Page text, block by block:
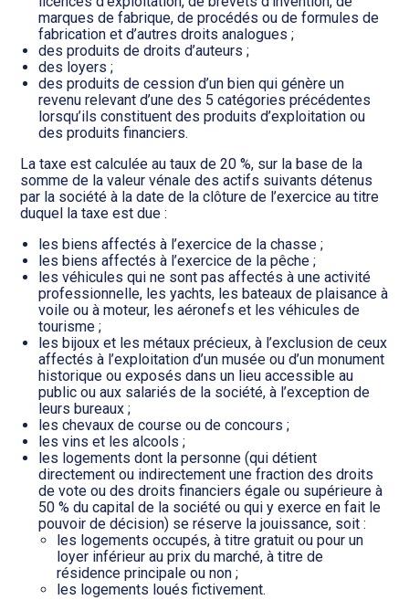
marques de fabrique, de procédés ou de formules de
fabrication et d’autres droits analogues ;
des produits de droits d’auteurs ;
des loyers ;
des produits de cession d’un bien qui génère un
revenu relevant d’une des 5 catégories précédentes
lorsqu’ils constituent des produits d’exploitation ou
des produits financiers.
La taxe est calculée au taux de 20 %, sur la base de la
somme de la valeur vénale des actifs suivants détenus
par la société à la date de la clôture de l’exercice au titre
duquel la taxe est due :
les biens affectés à l’exercice de la chasse ;
les biens affectés à l’exercice de la pêche ;
les véhicules qui ne sont pas affectés à une activité
professionnelle, les yachts, les bateaux de plaisance à
voile ou à moteur, les aéronefs et les véhicules de
tourisme ;
les bijoux et les métaux précieux, à l’exclusion de ceux
affectés à l’exploitation d’un musée ou d’un monument
historique ou exposés dans un lieu accessible au
public ou aux salariés de la société, à l’exception de
leurs bureaux ;
les chevaux de course ou de concours ;
les vins et les alcools ;
les logements dont la personne (qui détient
directement ou indirectement une fraction des droits
de vote ou des droits financiers égale ou supérieure à
50 % du capital de la société ou qui y exerce en fait le
pouvoir de décision) se réserve la jouissance, soit :
les logements occupés, à titre gratuit ou pour un
loyer inférieur au prix du marché, à titre de
résidence principale ou non ;
les logements loués fictivement.